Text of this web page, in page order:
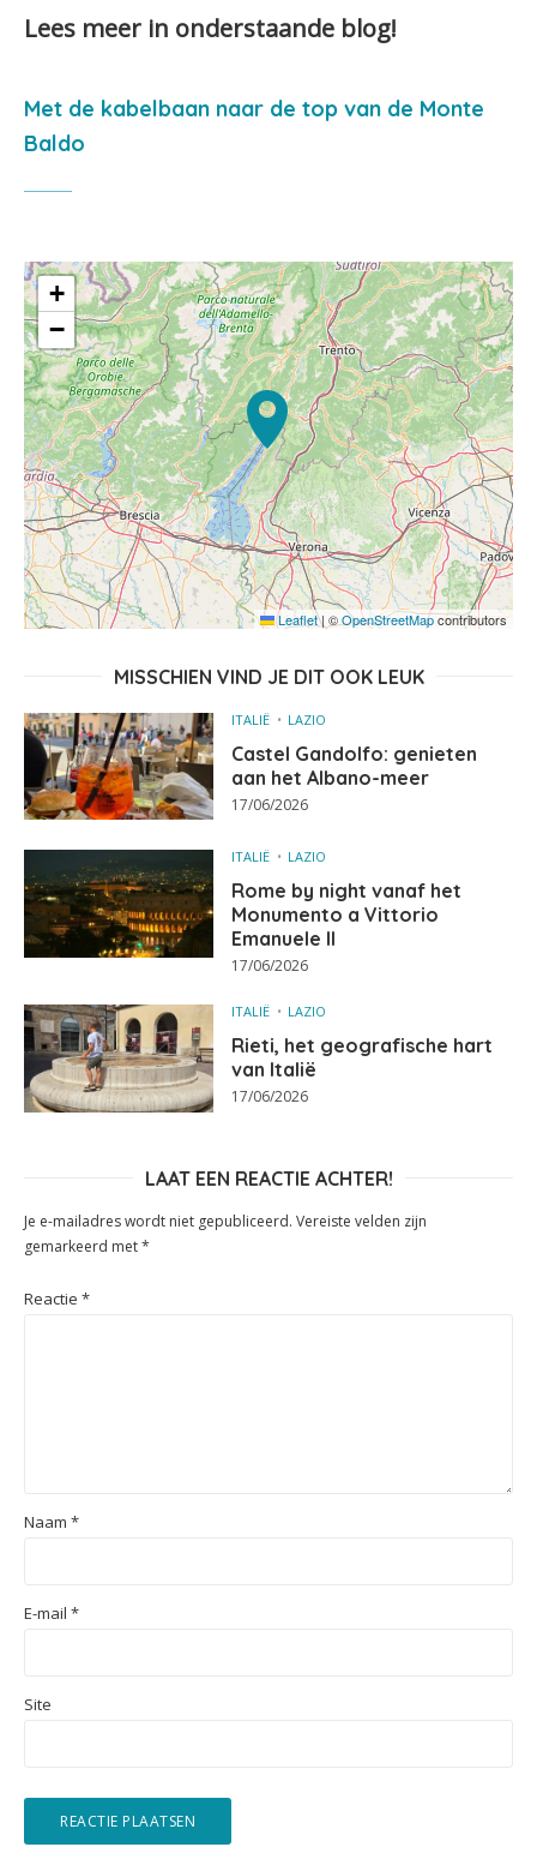
Lees meer in onderstaande blog!
Met de kabelbaan naar de top van de Monte
Baldo
+
−
Leaflet| ©OpenStreetMapcontributors
MISSCHIEN VIND JE DIT OOK LEUK
ITALIË LAZIO
Castel Gandolfo: genieten
aan het Albano-meer
17/06/2026
ITALIË LAZIO
Rome by night vanaf het
Monumento a Vittorio
Emanuele II
17/06/2026
ITALIË LAZIO
Rieti, het geografische hart
van Italië
17/06/2026
LAAT EEN REACTIE ACHTER!
Je e-mailadres wordt niet gepubliceerd. Vereiste velden zijn
gemarkeerd met*
Reactie *
Naam *
E-mail *
Site